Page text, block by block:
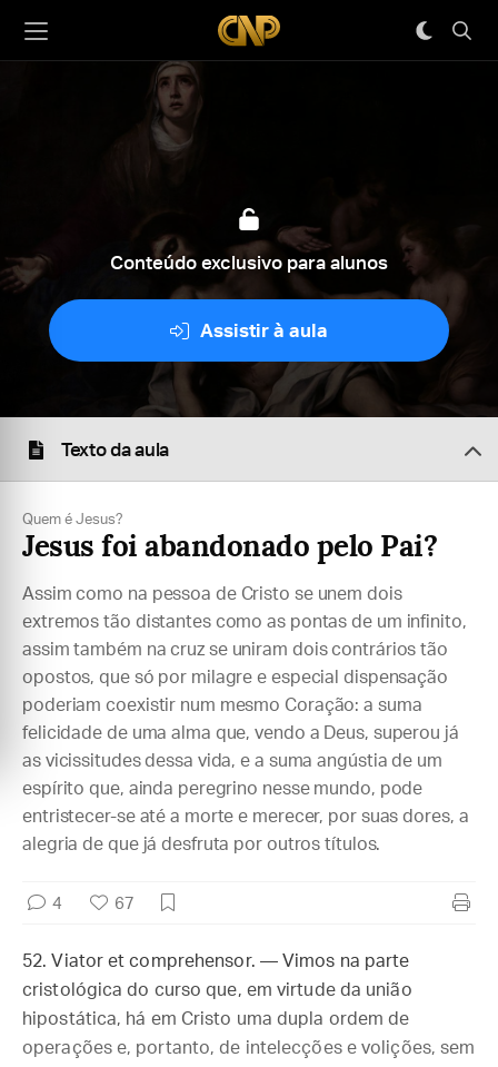
Conteúdo exclusivo para alunos
Assistir à aula
Texto da aula
Quem é Jesus?
Jesus foi abandonado pelo Pai?
Assim como na pessoa de Cristo se unem dois
extremos tão distantes como as pontas de um infinito,
assim também na cruz se uniram dois contrários tão
opostos, que só por milagre e especial dispensação
poderiam coexistir num mesmo Coração: a suma
felicidade de uma alma que, vendo a Deus, superou já
as vicissitudes dessa vida, e a suma angústia de um
espírito que, ainda peregrino nesse mundo, pode
entristecer-se até a morte e merecer, por suas dores, a
alegria de que já desfruta por outros títulos.
4 67
52. Viator et comprehensor. — Vimos na parte
cristológica do curso que, em virtude da união
hipostática, há em Cristo uma dupla ordem de
operações e, portanto, de intelecções e volições, sem